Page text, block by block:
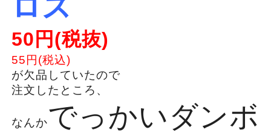
ロス
50円(税抜)
55円(税込)
が欠品していたので
注文したところ、
なんかでっかいダンボ